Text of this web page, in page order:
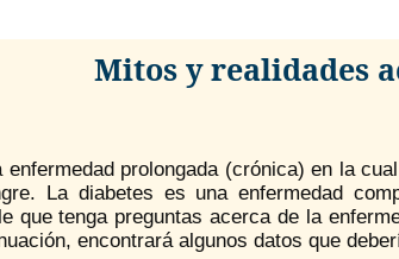
Mitos y realidades
enfermedad prolongada (crónica) en la
La diabetes es una enfermedad
que tenga preguntas acerca de la
encontrará algunos datos que